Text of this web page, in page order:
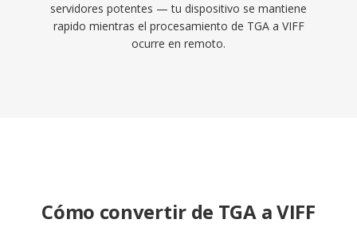
servidores potentes — tu dispositivo se mantiene
rapido mientras el procesamiento de TGA a VIFF
ocurre en remoto.
Cómo convertir de TGA a VIFF